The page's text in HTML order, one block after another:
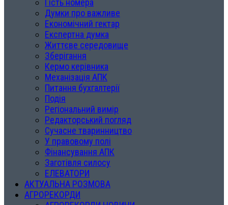
Гість номера
Думки про важливе
Економічний гектар
Експертна думка
Життєве середовище
Зберігання
Кермо керівника
Механізація АПК
Питання бухгалтерії
Подія
Регіональний вимір
Редакторський погляд
Сучасне тваринництво
У правовому полі
Фінансування АПК
Заготівля силосу
ЕЛЕВАТОРИ
АКТУАЛЬНА РОЗМОВА
АГРОРЕКОРДИ